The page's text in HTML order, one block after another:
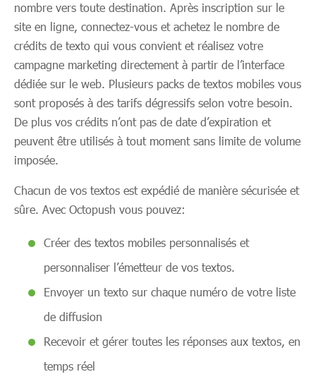
nombre vers toute destination. Après inscription sur le
site en ligne, connectez-vous et achetez le nombre de
crédits de texto qui vous convient et réalisez votre
campagne marketing directement à partir de l’interface
dédiée sur le web. Plusieurs packs de textos mobiles vous
sont proposés à des tarifs dégressifs selon votre besoin.
De plus vos crédits n’ont pas de date d’expiration et
peuvent être utilisés à tout moment sans limite de volume
imposée.
Chacun de vos textos est expédié de manière sécurisée et
sûre. Avec Octopush vous pouvez:
Créer des textos mobiles personnalisés et
personnaliser l’émetteur de vos textos.
Envoyer un texto sur chaque numéro de votre liste
de diffusion
Recevoir et gérer toutes les réponses aux textos, en
temps réel